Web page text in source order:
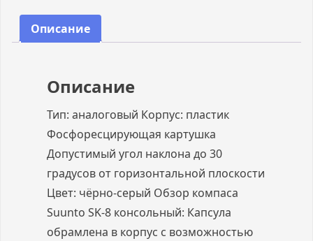
консольный
Описание
Описание
Тип: аналоговый Корпус: пластик
Фосфоресцирующая картушка
Допустимый угол наклона до 30
градусов от горизонтальной плоскости
Цвет: чёрно-серый Обзор компаса
Suunto SK-8 консольный: Капсула
обрамлена в корпус с возможностью